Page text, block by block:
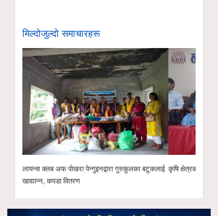
मिल्दोजुल्दो समाचारहरू
लायन्स क्लब अफ पोखरा पेन्गुइनद्वारा गुरुकुलका बटुकलाई
खाद्यान्न, कपडा वितरण
कृषि क्षेत्रको